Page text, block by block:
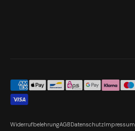
WiderrufbelehrungAGBDatenschutzImpressum